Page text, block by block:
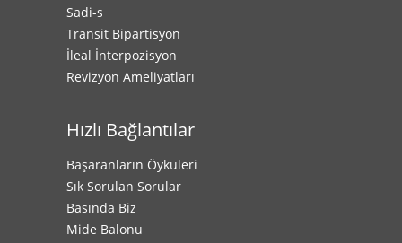
Sadi-s
Transit Bipartisyon
İleal İnterpozisyon
Revizyon Ameliyatları
Hızlı Bağlantılar
Başaranların Öyküleri
Sık Sorulan Sorular
Basında Biz
Mide Balonu